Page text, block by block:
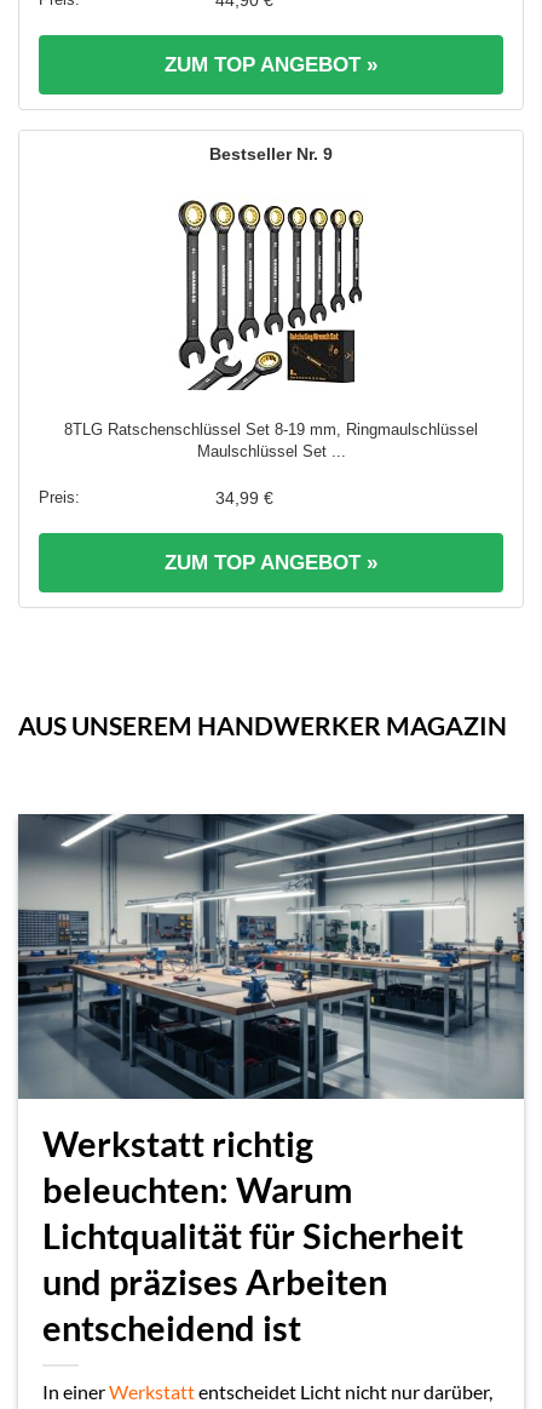
ZUM TOP ANGEBOT »
9
8TLG Ratschenschlüssel Set 8-19 mm, Ringmaulschlüssel
Maulschlüssel Set ...
34,99 €
ZUM TOP ANGEBOT »
AUS UNSEREM HANDWERKER MAGAZIN
Werkstatt richtig
beleuchten: Warum
Lichtqualität für Sicherheit
und präzises Arbeiten
entscheidend ist
In einerWerkstattentscheidet Licht nicht nur darüber,